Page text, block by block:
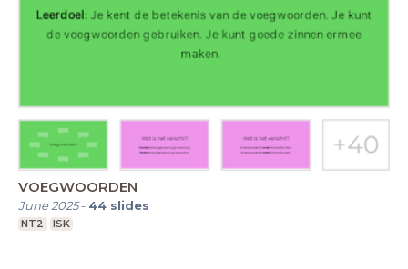
VOEGWOORDEN
June 2025- 44 slides
NT2 ISK